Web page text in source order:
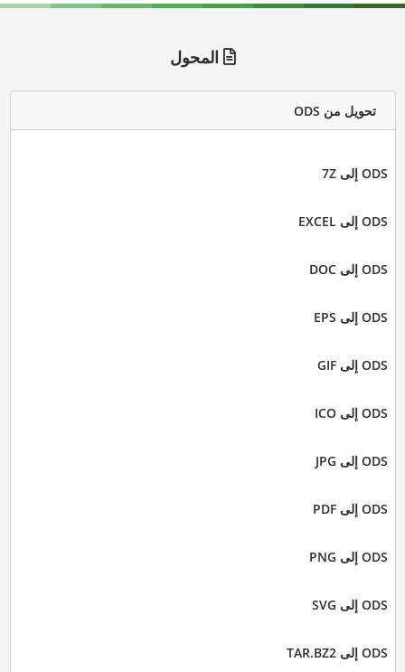
المحول
تحويل من ODS
ODS إلى 7Z
ODS إلى EXCEL
ODS إلى DOC
ODS إلى EPS
ODS إلى GIF
ODS إلى ICO
ODS إلى JPG
ODS إلى PDF
ODS إلى PNG
ODS إلى SVG
ODS إلى TAR.BZ2